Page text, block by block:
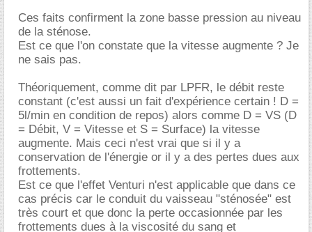
Ces faits confirment la zone basse pression au niveau
de la sténose.
Est ce que l'on constate que la vitesse augmente ? Je
ne sais pas.
Théoriquement, comme dit par LPFR, le débit reste
constant (c'est aussi un fait d'expérience certain ! D =
5l/min en condition de repos) alors comme D = VS (D
= Débit, V = Vitesse et S = Surface) la vitesse
augmente. Mais ceci n'est vrai que si il y a
conservation de l'énergie or il y a des pertes dues aux
frottements.
Est ce que l'effet Venturi n'est applicable que dans ce
cas précis car le conduit du vaisseau "sténosée" est
très court et que donc la perte occasionnée par les
frottements dues à la viscosité du sang et